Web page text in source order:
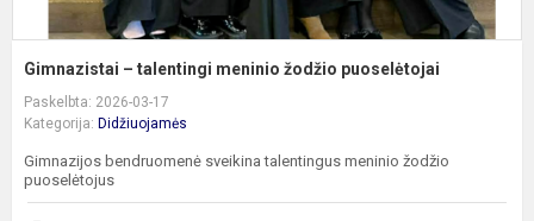
Gimnazistai – talentingi meninio žodžio puoselėtojai
Paskelbta: 2026-03-17
Kategorija: Didžiuojamės
Gimnazijos bendruomenė sveikina talentingus meninio žodžio
puoselėtojus